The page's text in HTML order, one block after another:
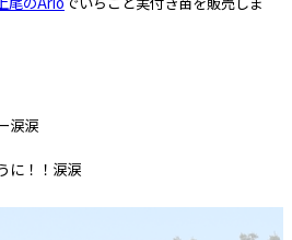
涙涙
に！！涙涙